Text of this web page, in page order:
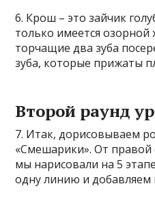
6. Крош – это зайчик
только имеется озорной
торчащие два зуба
зуба, которые прижаты
Второй раунд
7. Итак, дорисовываем
«Смешарики». От
мы нарисовали на 5
одну линию и добавляем